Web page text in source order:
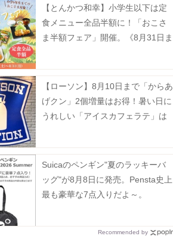
【とんかつ和幸】小学生以下は定
食メニュー全品半額に！「おこさ
ま半額フェア」開催。《8月31日ま
【ローソン】8月10日まで「からあ
げクン」2個増量はお得！暑い日に
うれしい「アイスカフェラテ」は
Suicaのペンギン"夏のラッキーバ
ッグ"が8月8日に発売。Pensta史上
最も豪華な7点入りだよ～。
Recommended by